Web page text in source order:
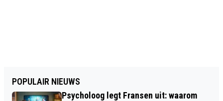
POPULAIR NIEUWS
Psycholoog legt Fransen uit: waarom